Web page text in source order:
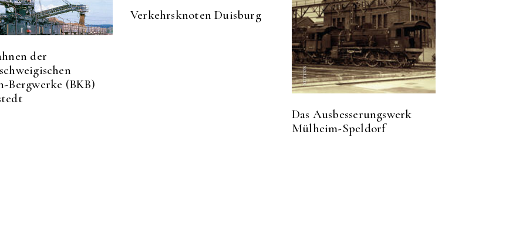
der
Bergwerke (BKB)
Verkehrsknoten Duisburg
Das Ausbesserungswerk
Mülheim-Speldorf